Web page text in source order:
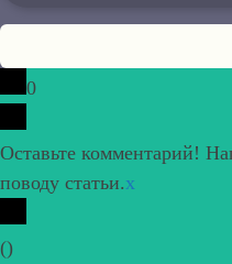
0
Оставьте комментарий!
поводу статьи.x
()